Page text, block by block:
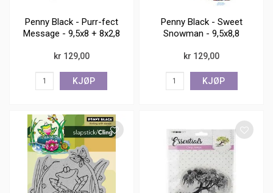
Penny Black - Purr-fect
Message - 9,5x8 + 8x2,8
kr 129,00
KJØP
Penny Black - Sweet
Snowman - 9,5x8,8
kr 129,00
KJØP